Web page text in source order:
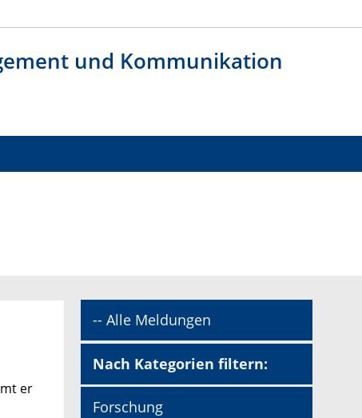
und Kommunikation
er
-- Alle Meldungen
Nach Kategorien filtern:
Forschung